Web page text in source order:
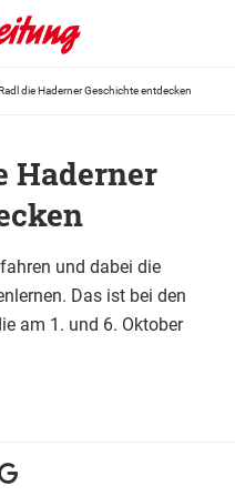
die Haderner Geschichte entdecken
Haderner
und dabei die
Das ist bei den
am 1. und 6. Oktober